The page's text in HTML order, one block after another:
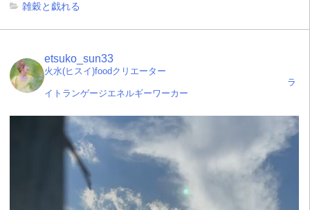
雑穀と戯れる
etsuko_sun33
火水(ヒスイ)foodクリエーター
ラ
イトランゲージエネルギーワーカー